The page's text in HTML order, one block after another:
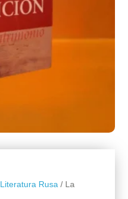
Literatura Rusa / La